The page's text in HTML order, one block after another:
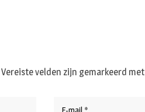
Vereiste velden zijn gemarkeerd met